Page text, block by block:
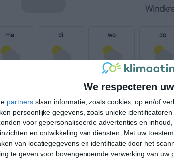
We respecteren
partners slaan informatie, zoals cookies, op en/of
persoonlijke gegevens, zoals unieke
voor gepersonaliseerde advertenties en
en ontwikkeling van diensten.
Met uw
van locatiegegevens en identificatie door het
te geven voor bovengenoemde verwerking van uw
ma di wo
38° 18°
do
38°
27°C 23°C 20°C
19:00 01:00